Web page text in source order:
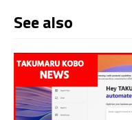
See also